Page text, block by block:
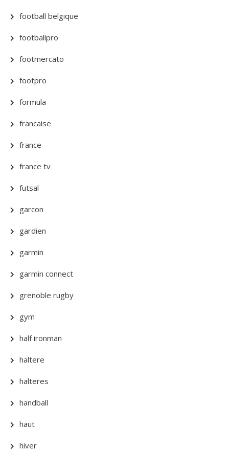
football belgique
footballpro
footmercato
footpro
formula
francaise
france
france tv
futsal
garcon
gardien
garmin
garmin connect
grenoble rugby
gym
half ironman
haltere
halteres
handball
haut
hiver